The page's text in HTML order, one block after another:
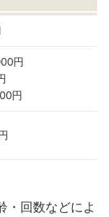
円
円
・回数などによ